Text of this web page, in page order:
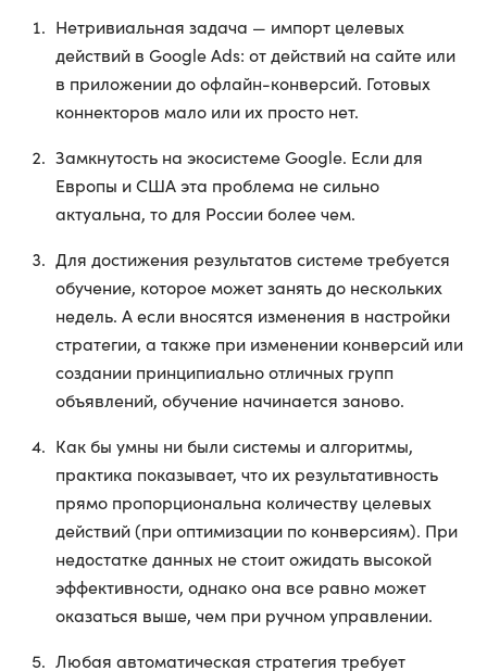
Нетривиальная задача — импорт целевых
действий в Google Ads: от действий на сайте или
в приложении до офлайн-конверсий. Готовых
коннекторов мало или их просто нет.
Замкнутость на экосистеме Google. Если для
Европы и США эта проблема не сильно
актуальна, то для России более чем.
Для достижения результатов системе требуется
обучение, которое может занять до нескольких
недель. А если вносятся изменения в настройки
стратегии, а также при изменении конверсий или
создании принципиально отличных групп
объявлений, обучение начинается заново.
Как бы умны ни были системы и алгоритмы,
практика показывает, что их результативность
прямо пропорциональна количеству целевых
действий (при оптимизации по конверсиям). При
недостатке данных не стоит ожидать высокой
эффективности, однако она все равно может
оказаться выше, чем при ручном управлении.
Любая автоматическая стратегия требует